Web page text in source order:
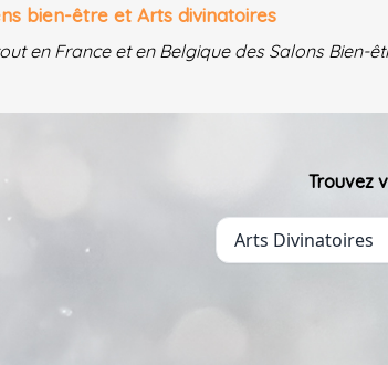
bien-être et Arts divinatoires
en France et en Belgique des Salons
Trouvez